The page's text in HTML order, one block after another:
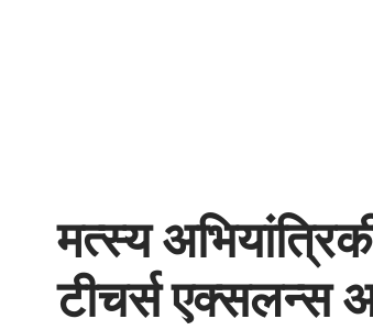
मत्स्य
टीचर्स एक्सलन्स